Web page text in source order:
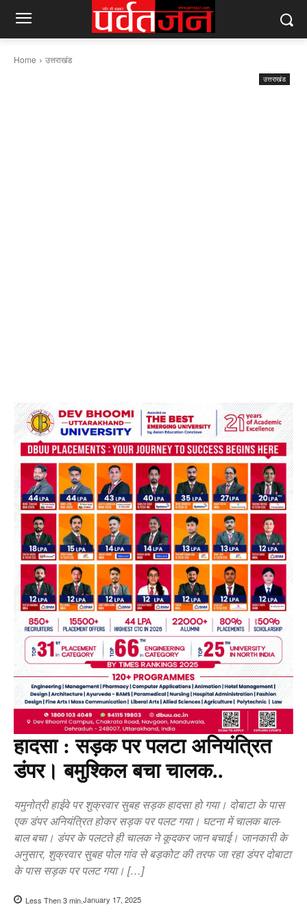
Home उत्तराखंड
उत्तराखंड
हादसा : सड़क पर पलटा अनियंत्रित
डंपर। बमुश्किल बचा चालक..
यमुनोत्री हाईवे पर शुक्रवार सुबह सड़क हादसा हो गया। दोबाटा के पास
एक डंपर अनियंत्रित होकर सड़क पर पलट गया। घटना में चालक बाल-
बाल बचा। डंपर के पलटते ही चालक ने कूदकर जान बचाई। जानकारी के
अनुसार, शुक्रवार सुबह पोल गांव से बड़कोट की तरफ जा रहा डंपर दोबाटा
के पास सड़क पर पलट गया। […]
Less Then 3min.January 17, 2025